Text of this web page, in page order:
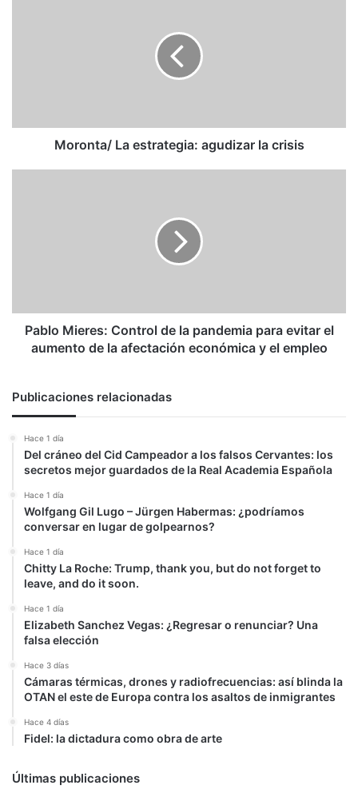
Moronta/ La estrategia: agudizar la crisis
el
aumento
económica
empleo
Pablo Mieres: Control de la pandemia para evitar el
aumento de la afectación económica y el empleo
Publicaciones relacionadas
Hace 1 día
Del cráneo del Cid Campeador a los falsos Cervantes: los
secretos mejor guardados de la Real Academia Española
Hace 1 día
Wolfgang Gil Lugo – Jürgen Habermas: ¿podríamos
conversar en lugar de golpearnos?
Hace 1 día
Chitty La Roche: Trump, thank you, but do not forget to
leave, and do it soon.
Hace 1 día
Elizabeth Sanchez Vegas: ¿Regresar o renunciar? Una
falsa elección
Hace 3 días
Cámaras térmicas, drones y radiofrecuencias: así blinda la
OTAN el este de Europa contra los asaltos de inmigrantes
Hace 4 días
Fidel: la dictadura como obra de arte
Últimas publicaciones